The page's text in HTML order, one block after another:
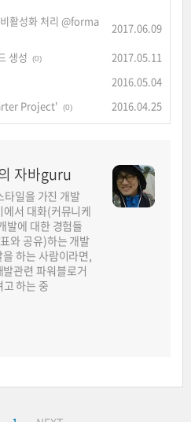
활성화 처리 @forma
2017.06.09
생성
(0)
2017.05.11
2016.05.04
Project'
(0) 2016.04.25
자바guru
일을 가진 개발
서 대화(커뮤니케
발에 대한 경험들
와 공유)하는 개발
하는 사람이라면,
관련 파워블로거
하는 중